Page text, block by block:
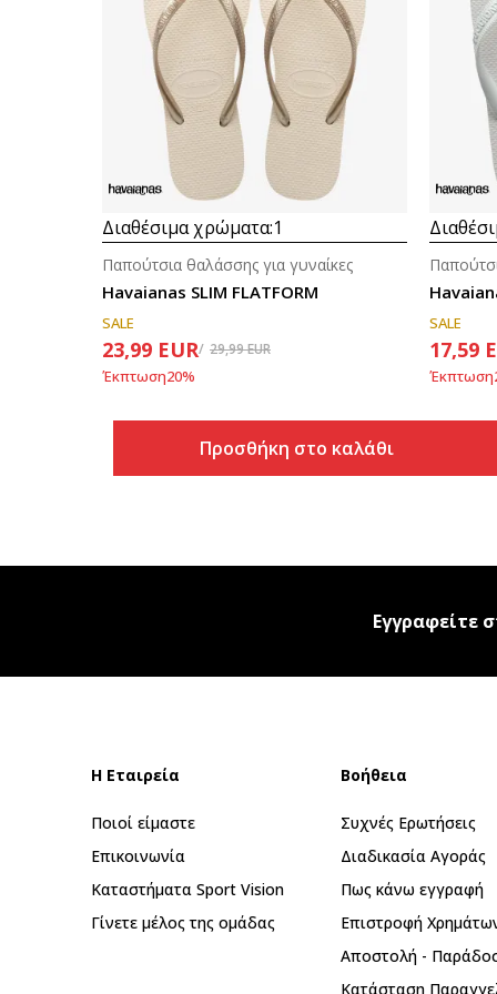
Διαθέσιμα χρώματα:1
Havaianas SLIM FLATFORM
Παπούτσια θαλάσσης για γυναίκες
SALE
23,99 EUR 29,99EUR
Έκπτωση20%
Προσθήκη στο καλάθι
SALE
17,59
Έκπτωση
Εγγραφείτε
Η Εταιρεία
Ποιοί είμαστε
Επικοινωνία
Καταστήματα Sport Vision
Γίνετε μέλος της ομάδας
Βοήθεια
Συχνές Ερωτήσεις
Διαδικασία Αγοράς
Πως κάνω εγγραφή
Επιστροφή
Αποστολή -
Κατάσταση